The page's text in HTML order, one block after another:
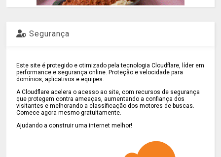
Segurança
Este site é protegido e otimizado pela tecnologia Cloudflare, líder em
performance e segurança online. Proteção e velocidade para
domínios, aplicativos e equipes.
A Cloudflare acelera o acesso ao site, com recursos de segurança
que protegem contra ameaças, aumentando a confiança dos
visitantes e melhorando a classificação dos motores de buscas.
Comece agora mesmo gratuitamente.
Ajudando a construir uma internet melhor!